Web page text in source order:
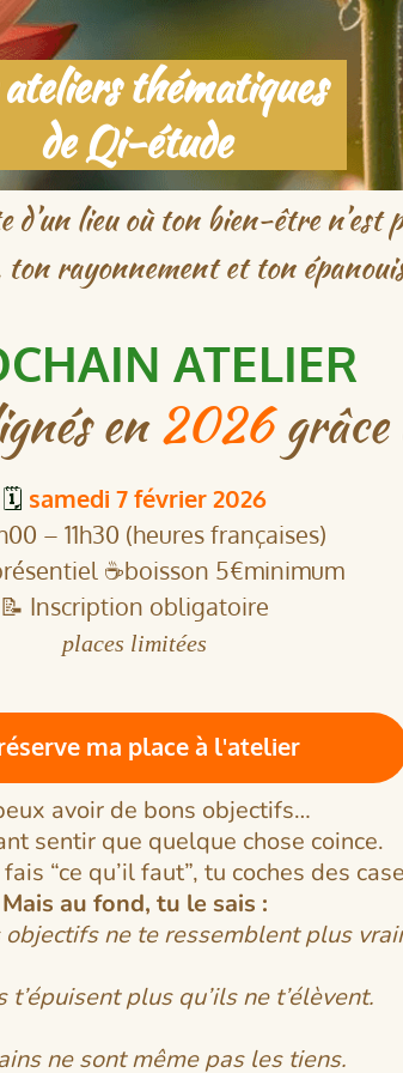
thématiques
de Qi-étude
lieu où ton bien-être n’est
rayonnement et ton
ATELIER
en2026grâce
🗓️ samedi 7 février 2026
– 11h30 (heures françaises)
☕boisson 5€minimum
📝 Inscription obligatoire
places limitées
ma place à l'atelier
avoir de bons objectifs…
sentir que quelque chose coince.
“ce qu’il faut”, tu coches des
Mais au fond, tu le sais :
ne te ressemblent plus
t’épuisent plus qu’ils ne t’élèvent.
ne sont même pas les tiens.